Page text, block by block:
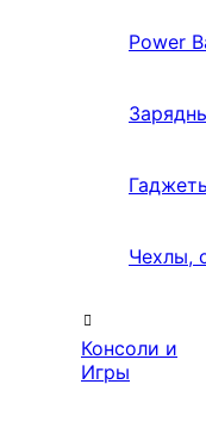
Power
Чехлы,
Консоли и
Игры